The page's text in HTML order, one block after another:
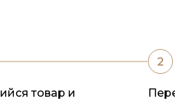
товар и